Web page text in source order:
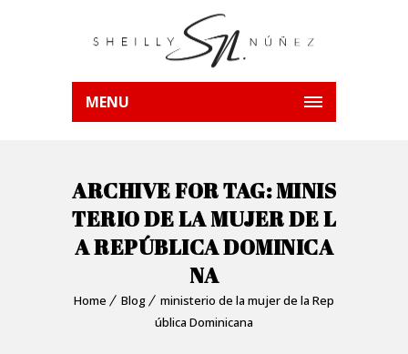
MENU
ARCHIVE FOR TAG: MINIS
TERIO DE LA MUJER DE L
A REPÚBLICA DOMINICA
NA
Home Blog
ministerio de la mujer de la Rep
ública Dominicana